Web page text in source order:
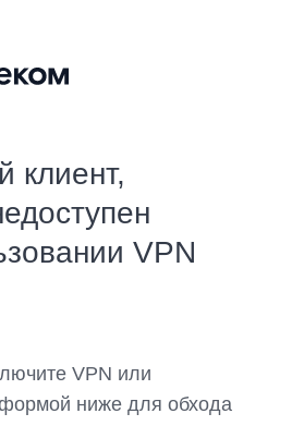
клиент,
VPN
VPN или
формой ниже для обхода